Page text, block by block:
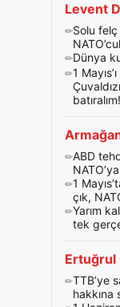
Levent
Solu
Dünya
1
batıralım!
ABD
1
çık,
Yarım
tek
Ertuğrul
TTB’ye
hakkına